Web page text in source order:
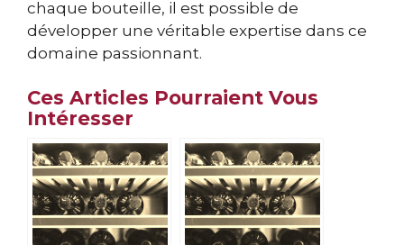
chaque bouteille, il est possible de
développer une véritable expertise dans ce
domaine passionnant.
Ces Articles Pourraient Vous
Intéresser